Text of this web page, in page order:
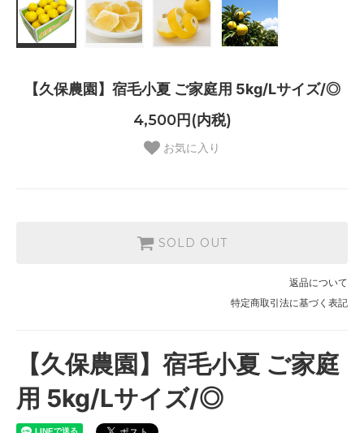
【久保農園】宿毛小夏 ご家庭用 5kg/Lサイズ/◎
4,500円(内税)
お気に入り
SOLD OUT
返品について
特定商取引法に基づく表記
【久保農園】宿毛小夏 ご家庭
用 5kg/Lサイズ/◎